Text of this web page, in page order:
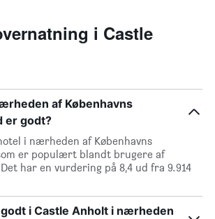
i Castle
af Københavns
er godt?
i nærheden af Københavns
er populært blandt brugere af
har en vurdering på 8,4 ud fra 9.914
i Castle Anholt i nærheden